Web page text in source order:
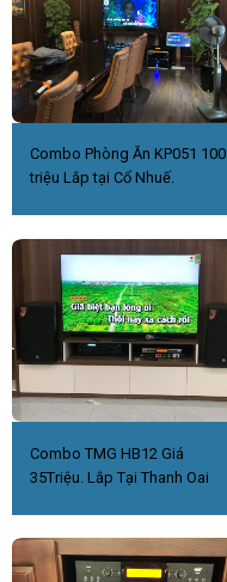
Combo Phòng Ăn KP051 100
triệu Lắp tại Cổ Nhuế.
Combo TMG HB12 Giá
35Triệu. Lắp Tại Thanh Oai